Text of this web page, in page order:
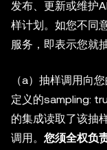
发布、更新或维护
样计划。如您不同
服务，即表示您就
（a）抽样调用向
定义的sampling:
的集成读取了该抽
调用。 您须全权负